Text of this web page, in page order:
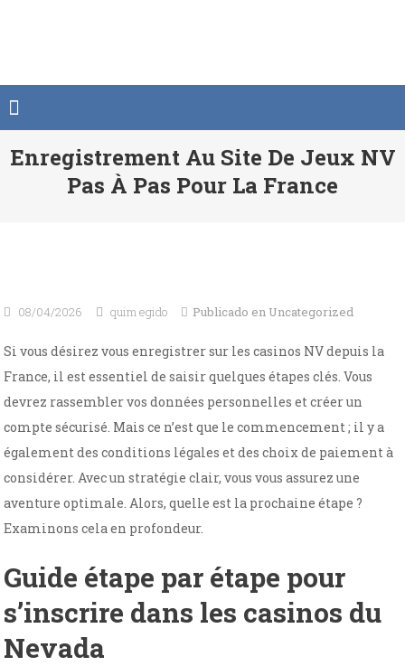
Enregistrement Au Site De Jeux NV
Pas À Pas Pour La France
08/04/2026 quim egido Publicado en Uncategorized
Si vous désirez vous enregistrer sur les casinos NV depuis la
France, il est essentiel de saisir quelques étapes clés. Vous
devrez rassembler vos données personnelles et créer un
compte sécurisé. Mais ce n’est que le commencement ; il y a
également des conditions légales et des choix de paiement à
considérer. Avec un stratégie clair, vous vous assurez une
aventure optimale. Alors, quelle est la prochaine étape ?
Examinons cela en profondeur.
Guide étape par étape pour
s’inscrire dans les casinos du
Nevada